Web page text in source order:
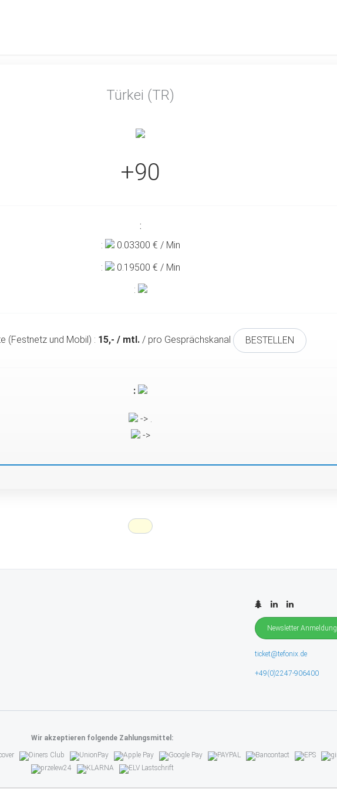
Türkei (TR)
+90
:
:
0.03300 € / Min
:
0.19500 € / Min
:
(Festnetz und Mobil) : 15,- / mtl. / pro Gesprächskanal BESTELLEN
:
-> .
->
Newsletter Anmeldung
ticket@tefonix.de
+49(0)2247-906400
Wir akzeptieren folgende Zahlungsmittel: